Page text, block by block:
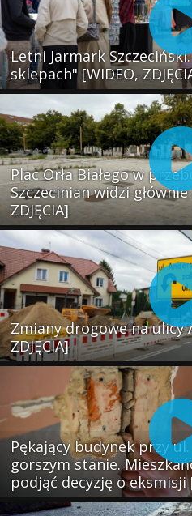
Letni Jarmark
sklepach" [WIDEO,
Plac Orła Białego w
Szczecinian widzi
ZDJĘCIA]
Zmiany drogowe na ulicy
ZDJĘCIA]
Pękający budynek przy
gorszym stanie.
podjąć decyzję o eksmisji